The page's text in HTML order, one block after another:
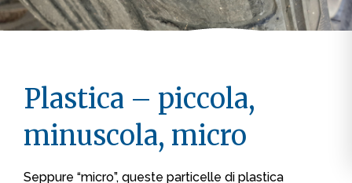
Plastica – piccola,
minuscola, micro
Seppure “micro”, queste particelle di plastica